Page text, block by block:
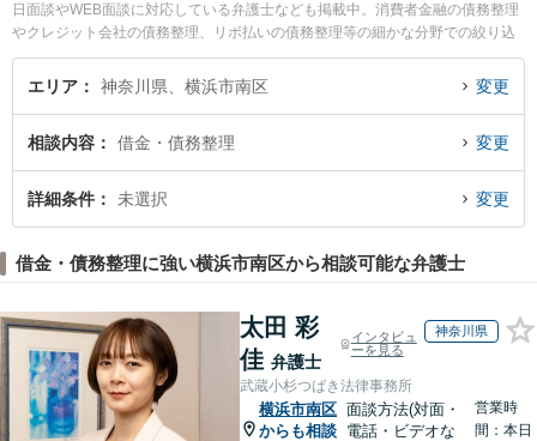
日面談やWEB面談に対応している弁護士なども掲載中。消費者金融の債務整理
やクレジット会社の債務整理、リボ払いの債務整理等の細かな分野での絞り込
み検索もでき便利です。特に加藤法律不動産鑑定事務所の加藤 隆弁護士のプロ
フィール情報や弁護士費用、強みなどが注目されています。『横浜市南区で土
い』『初回相談無料で借金・債務整理を法律相談できる横浜市南区内の弁護士
に相談予約したい』などでお困りの相談者さんにおすすめです。
エリア 神奈川県、横浜市南区 変更
相談内容 借金・債務整理 変更
詳細条件 未選択 変更
借金・債務整理に強い横浜市南区から相談可能な弁護士
太田 彩
佳 弁護士
インタビュ
ーを見る
神奈川県
武蔵小杉つばき法律事務所
横浜市南区
からも相談
面談方法(対面・
電話・ビデオな
営業時
間：本日